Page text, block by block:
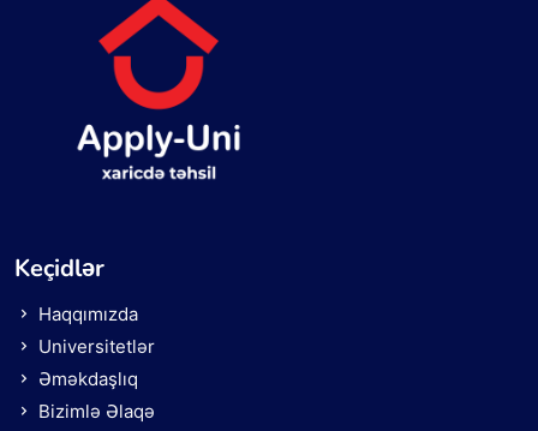
Keçidlər
Haqqımızda
Universitetlər
Əməkdaşlıq
Bizimlə Əlaqə